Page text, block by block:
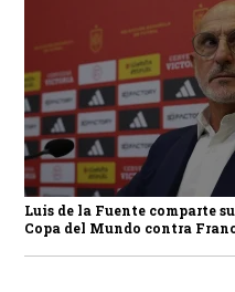
Luis de la Fuente comparte
Copa del Mundo contra